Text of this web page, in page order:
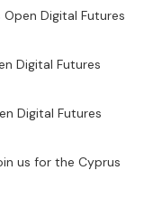
Open Digital Futures
Digital Futures
Digital Futures
us for the Cyprus